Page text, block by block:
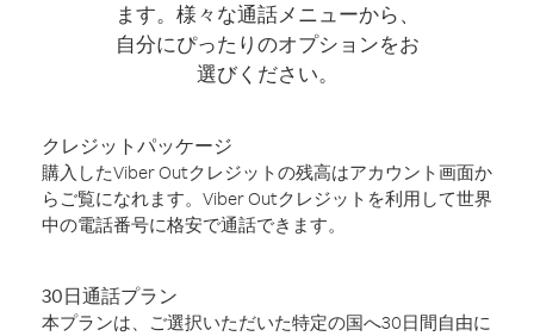
ます。様々な通話メニューから、
自分にぴったりのオプションをお
選びください。
クレジットパッケージ
購入したViber Outクレジットの残高はアカウント画面か
らご覧になれます。Viber Outクレジットを利用して世界
中の電話番号に格安で通話できます。
30日通話プラン
本プランは、ご選択いただいた特定の国へ30日間自由に